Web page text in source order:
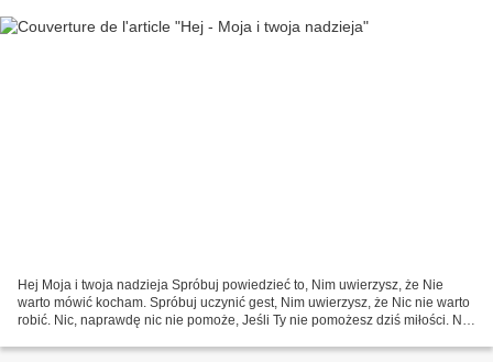
Hej Moja i twoja nadzieja Spróbuj powiedzieć to, Nim uwierzysz, że Nie
warto mówić kocham. Spróbuj uczynić gest, Nim uwierzysz, że Nic nie warto
robić. Nic, naprawdę nic nie pomoże, Jeśli Ty nie pomożesz dziś miłości. Nic,